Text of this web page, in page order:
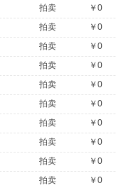
拍卖 ￥0
拍卖 ￥0
拍卖 ￥0
拍卖 ￥0
拍卖 ￥0
拍卖 ￥0
拍卖 ￥0
拍卖 ￥0
拍卖 ￥0
拍卖 ￥0